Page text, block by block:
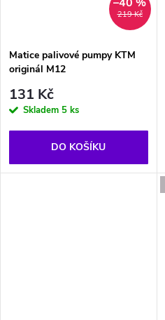
219 Kč
Matice palivové pumpy KTM
originál M12
131 Kč
Skladem 5 ks
DO KOŠÍKU